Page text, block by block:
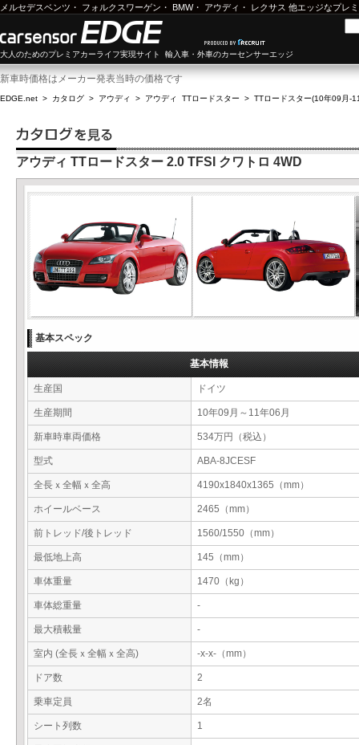
メルセデスベンツ ・ フォルクスワーゲン ・ BMW・ アウディ ・ レクサス 他エッジなプレ
大人のためのプレミアカーライフ実現サイト 輸入車・外車のカーセンサーエッジ
新車時価格はメーカー発表当時の価格です
EDGE.net > カタログ > アウディ > アウディ TTロードスター > TTロードスター(10年09月-
アウディ TTロードスター 2.0 TFSI クワトロ 4WD
基本スペック
基本情報
生産国 ドイツ
生産期間 10年09月～11年06月
新車時車両価格 534万円（税込）
型式 ABA-8JCESF
全長ｘ全幅ｘ全高 4190x1840x1365（mm）
ホイールベース 2465（mm）
前トレッド/後トレッド 1560/1550（mm）
最低地上高 145（mm）
車体重量 1470（kg）
車体総重量 -
最大積載量 -
室内 (全長ｘ全幅ｘ全高) -x-x-（mm）
ドア数 2
乗車定員 2名
シート列数 1